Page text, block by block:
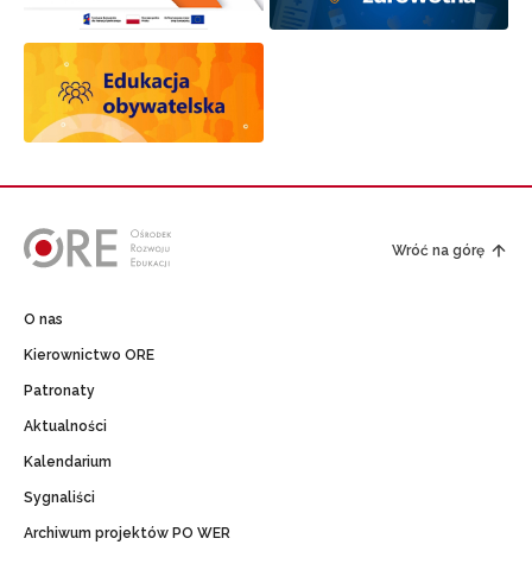
Wróć na górę
O nas
Kierownictwo ORE
Patronaty
Aktualności
Kalendarium
Sygnaliści
Archiwum projektów PO WER